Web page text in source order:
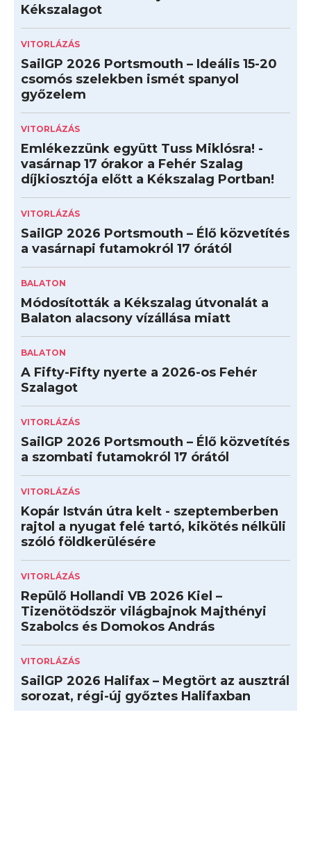
Kékszalagot
VITORLÁZÁS
SailGP 2026 Portsmouth – Ideális 15-20
csomós szelekben ismét spanyol
győzelem
VITORLÁZÁS
Emlékezzünk együtt Tuss Miklósra! -
vasárnap 17 órakor a Fehér Szalag
díjkiosztója előtt a Kékszalag Portban!
VITORLÁZÁS
SailGP 2026 Portsmouth – Élő közvetítés
a vasárnapi futamokról 17 órától
BALATON
Módosították a Kékszalag útvonalát a
Balaton alacsony vízállása miatt
BALATON
A Fifty-Fifty nyerte a 2026-os Fehér
Szalagot
VITORLÁZÁS
SailGP 2026 Portsmouth – Élő közvetítés
a szombati futamokról 17 órától
VITORLÁZÁS
Kopár István útra kelt - szeptemberben
rajtol a nyugat felé tartó, kikötés nélküli
szóló földkerülésére
VITORLÁZÁS
Repülő Hollandi VB 2026 Kiel –
Tizenötödször világbajnok Majthényi
Szabolcs és Domokos András
VITORLÁZÁS
SailGP 2026 Halifax – Megtört az ausztrál
sorozat, régi-új győztes Halifaxban